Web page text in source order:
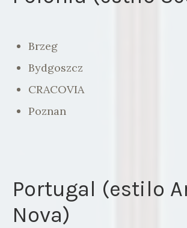
Brzeg
Bydgoszcz
CRACOVIA
Poznan
Portugal (estilo
Nova)